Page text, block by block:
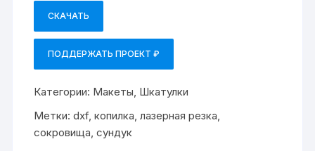
СКАЧАТЬ
ПОДДЕРЖАТЬ ПРОЕКТ ₽
Категории: Макеты Шкатулки
Метки:dxf,копилка ,лазерная резка
сокровища ,сундук